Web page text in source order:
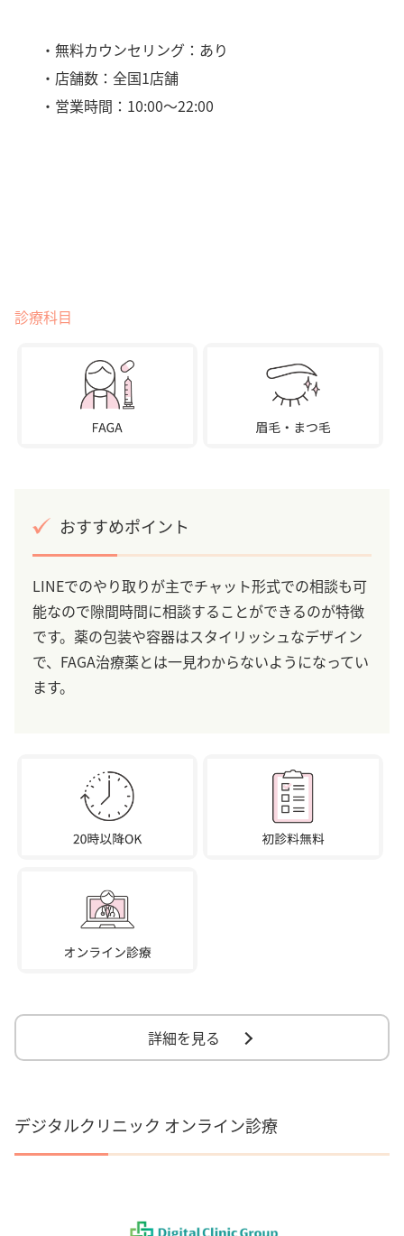
・無料カウンセリング：あり
・店舗数：全国1店舗
・営業時間：10:00～22:00
診療科目
おすすめポイント
LINEでのやり取りが主でチャット形式での相談も可
能なので隙間時間に相談することができるのが特徴
です。薬の包装や容器はスタイリッシュなデザイン
で、FAGA治療薬とは一見わからないようになってい
ます。
詳細を見る
デジタルクリニック オンライン診療